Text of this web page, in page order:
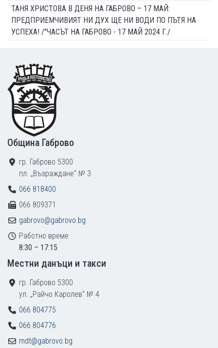
ТАНЯ ХРИСТОВА В ДЕНЯ НА ГАБРОВО – 17 МАЙ:
ПРЕДПРИЕМЧИВИЯТ НИ ДУХ ЩЕ НИ ВОДИ ПО ПЪТЯ НА
УСПЕХА! /"ЧАСЪТ НА ГАБРОВО - 17 МАЙ 2024 Г./
Footer
Община Габрово
гр. Габрово 5300
пл. „Възраждане“ № 3
066 818400
066 809371
gabrovo@gabrovo.bg
Работно време
8:30 – 17:15
Местни данъци и такси
гр. Габрово 5300
ул. „Райчо Каролев“ № 4
066 804775
066 804776
mdt@gabrovo.bg